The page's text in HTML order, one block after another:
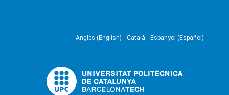
Anglès (English) Català Espanyol (Español)